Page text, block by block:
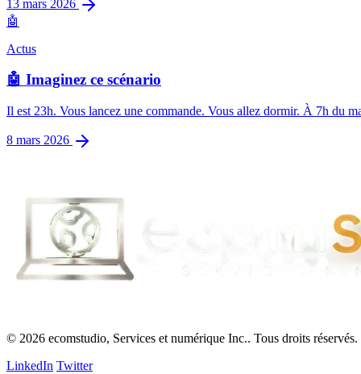
13 mars 2026
🤖
Actus
🤖 Imaginez ce scénario
Il est 23h. Vous lancez une commande. Vous allez dormir. À 7h du
8 mars 2026
© 2026 ecomstudio, Services et numérique Inc.. Tous droits réservés.
LinkedIn Twitter